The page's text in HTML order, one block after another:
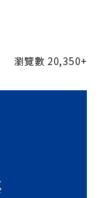
瀏覽數 20,350+